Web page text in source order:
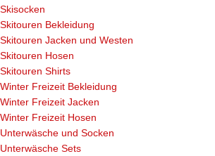
Skisocken
Skitouren Bekleidung
Skitouren Jacken und Westen
Skitouren Hosen
Skitouren Shirts
Winter Freizeit Bekleidung
Winter Freizeit Jacken
Winter Freizeit Hosen
Unterwäsche und Socken
Unterwäsche Sets